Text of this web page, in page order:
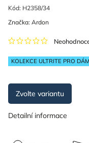
Kód: H2358/34
KOLEKCE ULTRITE PRO
Značka: Ardon
Zvolte variantu
Detailní informace